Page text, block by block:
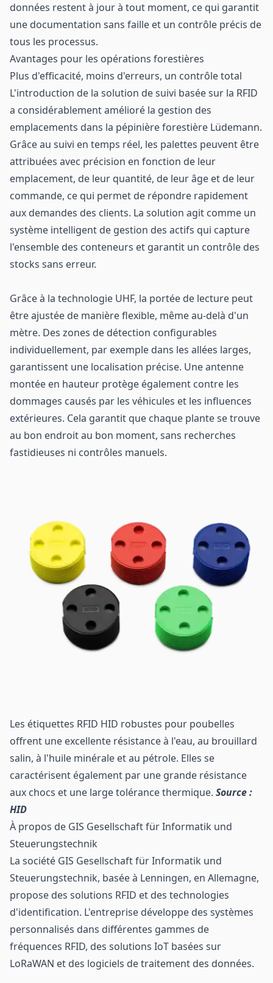
données restent à jour à tout moment, ce qui garantit
une documentation sans faille et un contrôle précis de
tous les processus.
Avantages pour les opérations forestières
Plus d'efficacité, moins d'erreurs, un contrôle total
L'introduction de la solution de suivi basée sur la RFID
a considérablement amélioré la gestion des
emplacements dans la pépinière forestière Lüdemann.
Grâce au suivi en temps réel, les palettes peuvent être
attribuées avec précision en fonction de leur
emplacement, de leur quantité, de leur âge et de leur
commande, ce qui permet de répondre rapidement
aux demandes des clients. La solution agit comme un
système intelligent de gestion des actifs qui capture
l'ensemble des conteneurs et garantit un contrôle des
stocks sans erreur.
Grâce à la technologie UHF, la portée de lecture peut
être ajustée de manière flexible, même au-delà d'un
mètre. Des zones de détection configurables
individuellement, par exemple dans les allées larges,
garantissent une localisation précise. Une antenne
montée en hauteur protège également contre les
dommages causés par les véhicules et les influences
extérieures. Cela garantit que chaque plante se trouve
au bon endroit au bon moment, sans recherches
fastidieuses ni contrôles manuels.
Les étiquettes RFID HID robustes pour poubelles
offrent une excellente résistance à l'eau, au brouillard
salin, à l'huile minérale et au pétrole. Elles se
caractérisent également par une grande résistance
aux chocs et une large tolérance thermique. Source :
HID
À propos de GIS Gesellschaft für Informatik und
Steuerungstechnik
La société GIS Gesellschaft für Informatik und
Steuerungstechnik, basée à Lenningen, en Allemagne,
propose des solutions RFID et des technologies
d'identification. L'entreprise développe des systèmes
personnalisés dans différentes gammes de
fréquences RFID, des solutions IoT basées sur
LoRaWAN et des logiciels de traitement des données.